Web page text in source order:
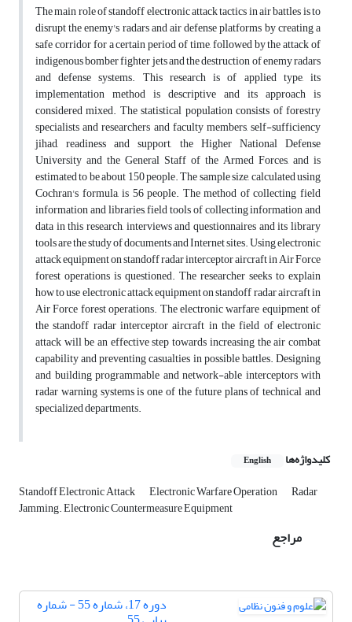
The main role of standoff electronic attack tactics in air battles is to
disrupt the enemy's radars and air defense platforms by creating a
safe corridor for a certain period of time, followed by the attack of
indigenous bomber fighter jets and the destruction of enemy radars
and defense systems. This research is of applied type, its
implementation method is descriptive and its approach is
considered mixed. The statistical population consists of forestry
specialists and researchers and faculty members, self-sufficiency
jihad, readiness and support, the Higher National Defense
University and the General Staff of the Armed Forces, and is
estimated to be about 150 people. The sample size, calculated using
Cochran's formula, is 56 people. The method of collecting field
information and libraries, field tools of collecting information and
data in this research, interviews and questionnaires and its library
tools are the study of documents and Internet sites. Using electronic
attack equipment on standoff radar interceptor aircraft in Air Force
forest operations is questioned. The researcher seeks to explain
how to use electronic attack equipment on standoff radar aircraft in
Air Force forest operations. The electronic warfare equipment of
the standoff radar interceptor aircraft in the field of electronic
attack will be an effective step towards increasing the air combat
capability and preventing casualties in possible battles. Designing
and building programmable and network-able interceptors with
radar warning systems is one of the future plans of technical and
specialized departments.
کلیدواژه‌ها English
Standoff Electronic Attack Electronic Warfare Operation Radar
Jamming. Electronic Countermeasure Equipment
مراجع
دوره 17، شماره 55 - شماره